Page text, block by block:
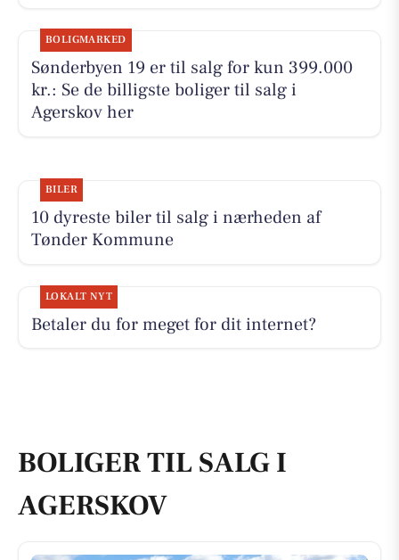
BOLIGMARKED
Sønderbyen 19 er til salg for kun 399.000
kr.: Se de billigste boliger til salg i
Agerskov her
BILER
10 dyreste biler til salg i nærheden af
Tønder Kommune
LOKALT NYT
Betaler du for meget for dit internet?
BOLIGER TIL SALG I
AGERSKOV